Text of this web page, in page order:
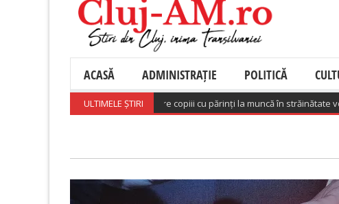
ACASĂ ADMINISTRAȚIE POLITICĂ
ULTIMELE ȘTIRI
Sondaj Salvați Copiii: 58% dintre copiii cu părinți la muncă în străinătate vor ca